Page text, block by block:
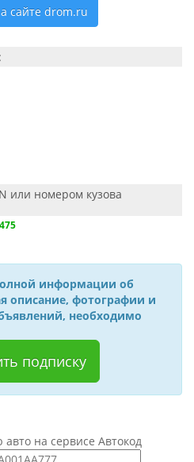
сайте drom.ru
или номером кузова
475
информации об
описание, фотографии и
необходимо
подписку
на сервисе Автокод